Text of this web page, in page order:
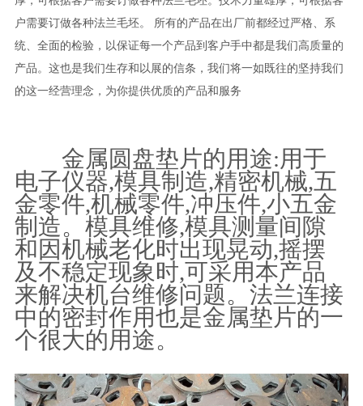
户需要订做各种法兰毛坯。 所有的产品在出厂前都经过严格、系
统、全面的检验，以保证每一个产品到客户手中都是我们高质量的
产品。这也是我们生存和以展的信条，我们将一如既往的坚持我们
的这一经营理念，为你提供优质的产品和服务
金属圆盘垫片的用途:用于
电子仪器,模具制造,精密机械,五
金零件,机械零件,冲压件,小五金
制造。模具维修,模具测量间隙
和因机械老化时出现晃动,摇摆
及不稳定现象时,可采用本产品
来解决机台维修问题。法兰连接
中的密封作用也是金属垫片的一
个很大的用途。